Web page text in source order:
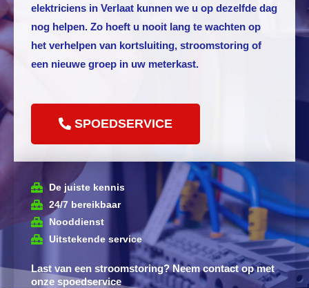
elektriciens in Verlaat kunnen we u op dezelfde dag
nog helpen. Zo hoeft u nooit lang te wachten op
het verhelpen van kortsluiting, stroomstoring of
een nieuwe groep in uw meterkast.
SPOEDSERVICE
De juiste kennis
24/7 bereikbaar
Nooddienst
Uitstekende service
Last van een stroomstoring? Neem contact op met
onze spoedservice